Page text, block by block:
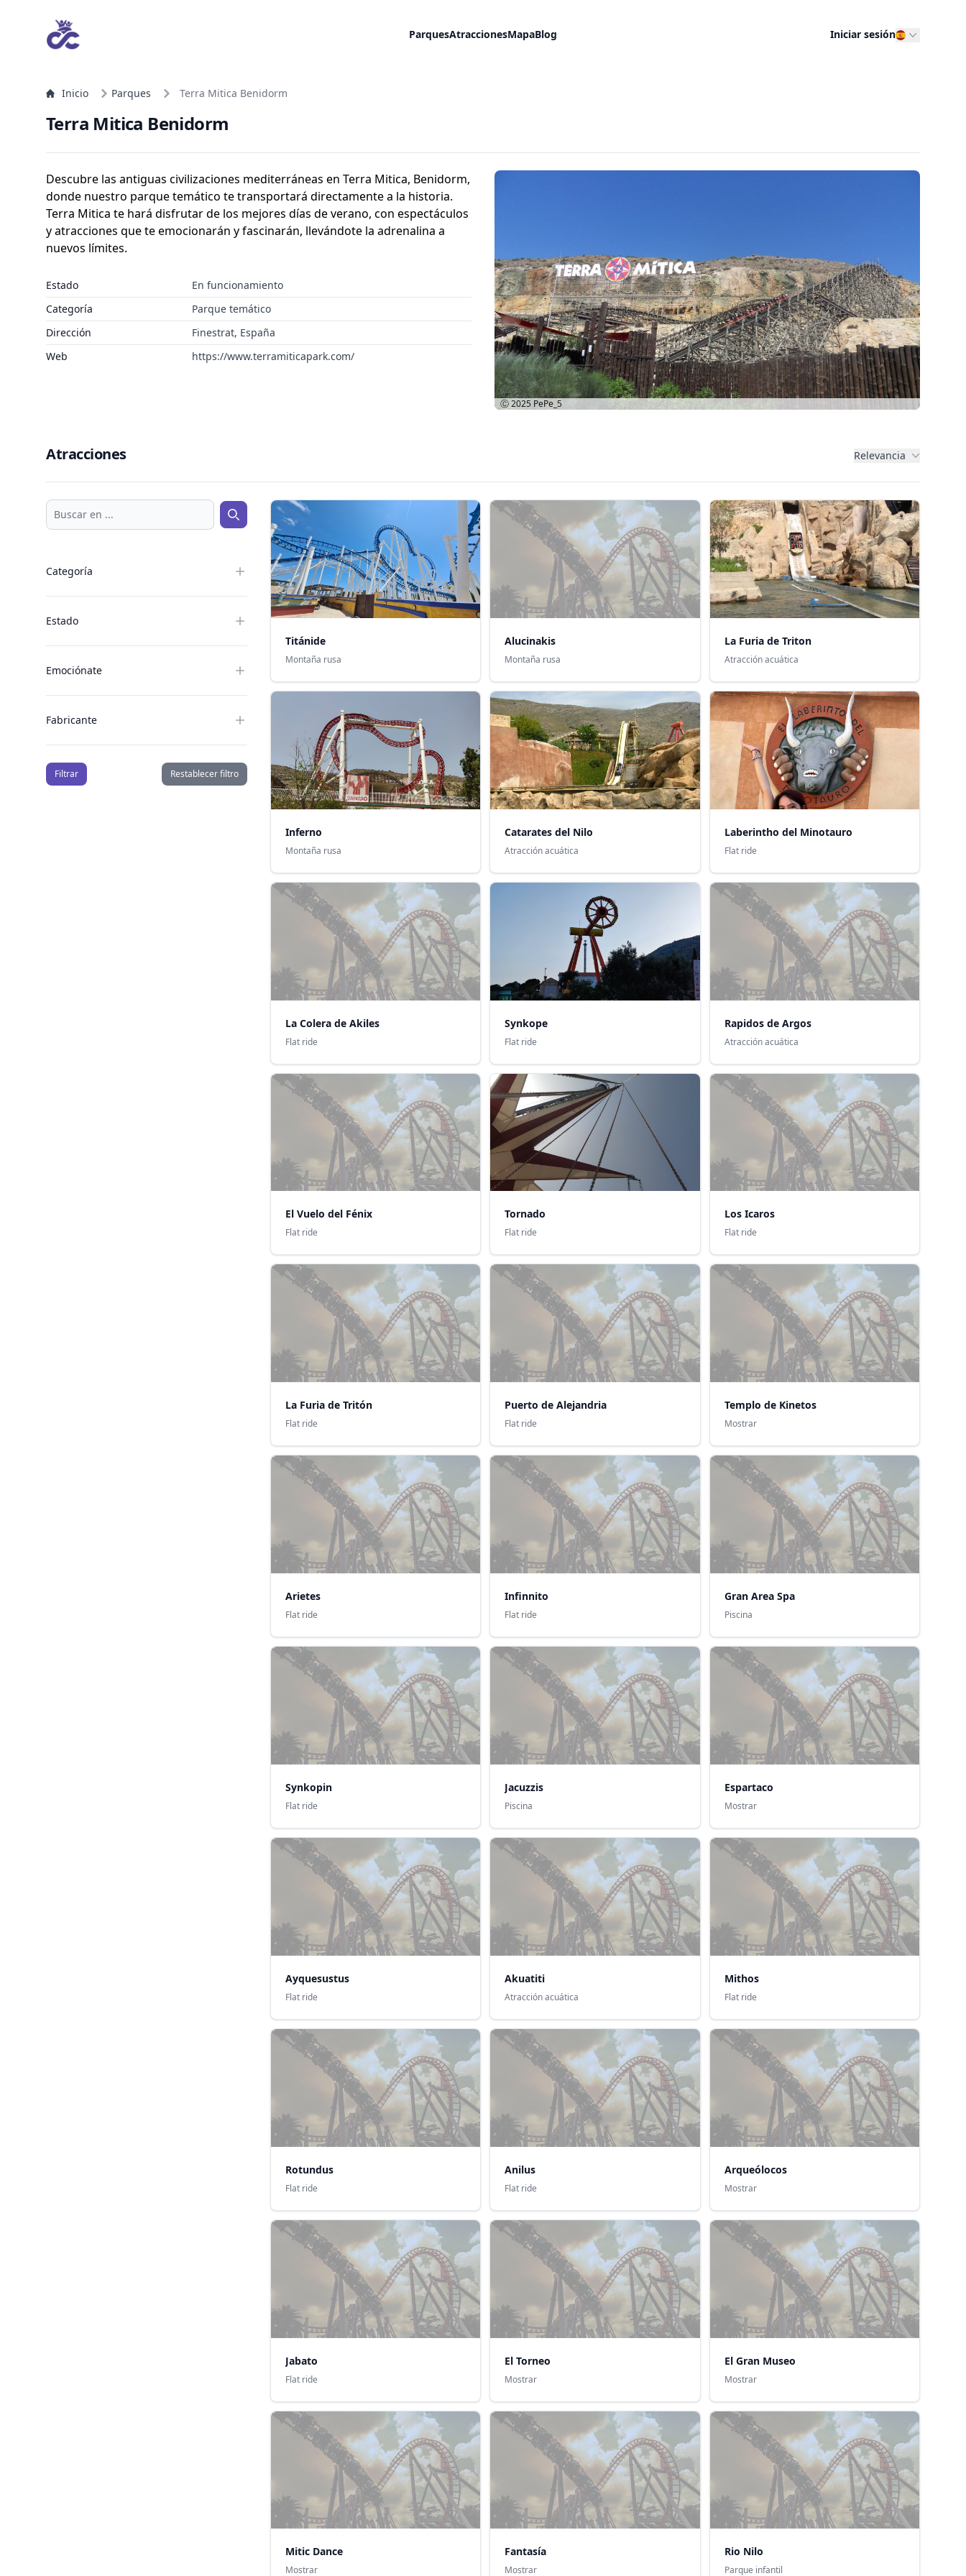
ParquesAtraccionesMapaBlog Iniciar sesión
Inicio Parques Terra Mitica Benidorm
Terra Mitica Benidorm
Descubre las antiguas civilizaciones mediterráneas en Terra Mitica, Benidorm,
donde nuestro parque temático te transportará directamente a la historia.
Terra Mitica te hará disfrutar de los mejores días de verano, con espectáculos
y atracciones que te emocionarán y fascinarán, llevándote la adrenalina a
nuevos límites.
Estado
En funcionamiento
Categoría
Parque temático
Dirección
Finestrat, España
Web
https://www.terramiticapark.com/
Ⓒ 2025 PePe_5
Atracciones Relevancia
Buscar en ... Buscar en ...
Categoría
Estado
Emociónate
Fabricante
Filtrar Restablecer filtro
Titánide
Montaña rusa
Alucinakis
Montaña rusa
La Furia de Triton
Atracción acuática
Inferno
Montaña rusa
Catarates del Nilo
Atracción acuática
Laberintho del Minotauro
Flat ride
La Colera de Akiles
Flat ride
Synkope
Flat ride
Rapidos de Argos
Atracción acuática
El Vuelo del Fénix
Flat ride
Tornado
Flat ride
Los Icaros
Flat ride
La Furia de Tritón
Flat ride
Puerto de Alejandria
Flat ride
Templo de Kinetos
Mostrar
Arietes
Flat ride
Infinnito
Flat ride
Gran Area Spa
Piscina
Synkopin
Flat ride
Jacuzzis
Piscina
Espartaco
Mostrar
Ayquesustus
Flat ride
Akuatiti
Atracción acuática
Mithos
Flat ride
Rotundus
Flat ride
Anilus
Flat ride
Arqueólocos
Mostrar
Jabato
Flat ride
El Torneo
Mostrar
El Gran Museo
Mostrar
Mitic Dance
Mostrar
Fantasía
Mostrar
Rio Nilo
Parque infantil